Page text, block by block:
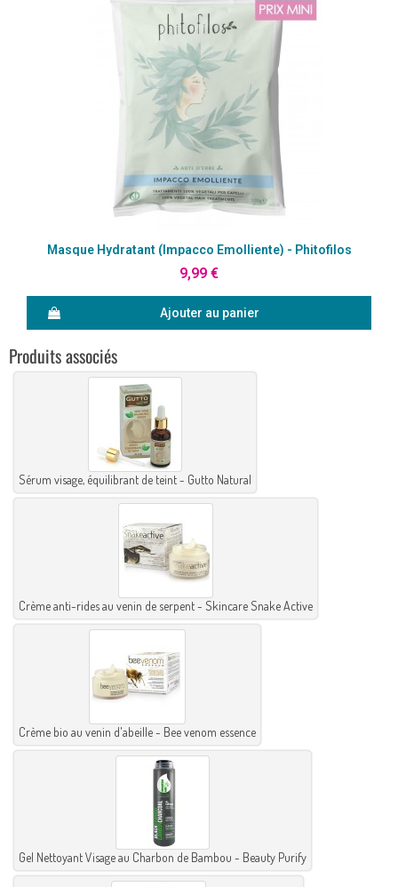
Aperçu rapide
Masque Hydratant (Impacco Emolliente) - Phitofilos
9,99 €
Ajouter au panier
Produits associés
Sérum visage, équilibrant de teint - Gutto Natural
Crème anti-rides au venin de serpent - Skincare Snake Active
Crème bio au venin d'abeille - Bee venom essence
Gel Nettoyant Visage au Charbon de Bambou - Beauty Purify